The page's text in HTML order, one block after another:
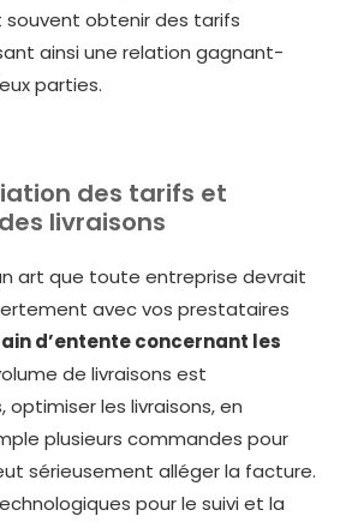
obtenir des tarifs
ainsi une relation gagnant-
parties.
des tarifs et
livraisons
art que toute entreprise devrait
avec vos prestataires
d’entente concernant les
de livraisons est
optimiser les livraisons, en
plusieurs commandes pour
sérieusement alléger la facture.
pour le suivi et la